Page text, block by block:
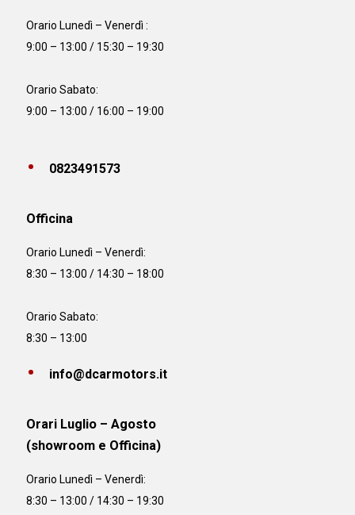
Orario Lunedì – Venerdì :
9:00 – 13:00 / 15:30 – 19:30
Orario Sabato:
9:00 – 13:00 / 16:00 – 19:00
0823491573
Officina
Orario Lunedì – Venerdì:
8:30 – 13:00 / 14:30 – 18:00
Orario Sabato:
8:30 – 13:00
info@dcarmotors.it
Orari Luglio – Agosto
(showroom e Officina)
Orario Lunedì – Venerdì:
8:30 – 13:00 / 14:30 – 19:30